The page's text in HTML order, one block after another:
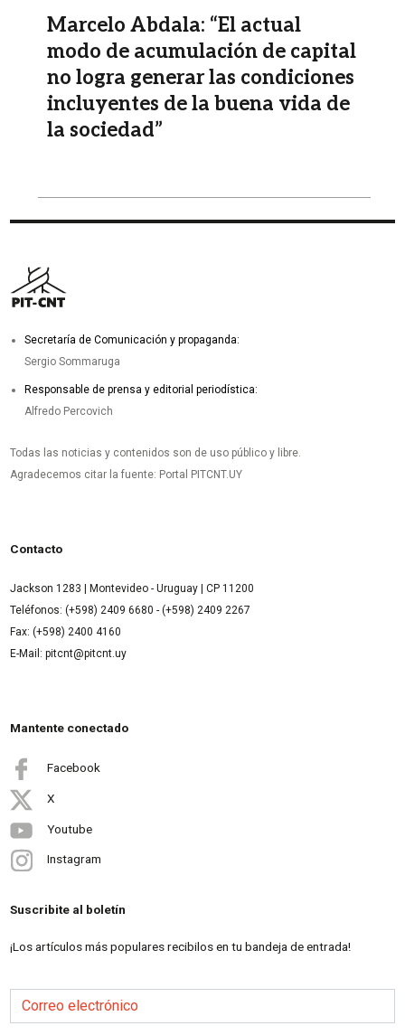
Marcelo Abdala: “El actual
modo de acumulación de capital
no logra generar las condiciones
incluyentes de la buena vida de
la sociedad”
Secretaría de Comunicación y propaganda:
Sergio Sommaruga
Responsable de prensa y editorial periodística:
Alfredo Percovich
Todas las noticias y contenidos son de uso público y libre.
Agradecemos citar la fuente: Portal PITCNT.UY
Contacto
Jackson 1283 | Montevideo - Uruguay | CP 11200
Teléfonos: (+598) 2409 6680 - (+598) 2409 2267
Fax: (+598) 2400 4160
E-Mail: pitcnt@pitcnt.uy
Mantente conectado
Facebook
X
Youtube
Instagram
Suscribite al boletín
¡Los artículos más populares recibilos en tu bandeja de entrada!
Correo electrónico